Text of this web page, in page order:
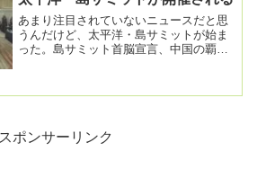
あまり注目されていないニュースだと思
うんだけど、太平洋・島サミットが始ま
った。島サミット首脳宣言、中国の覇権
スポンサーリンク